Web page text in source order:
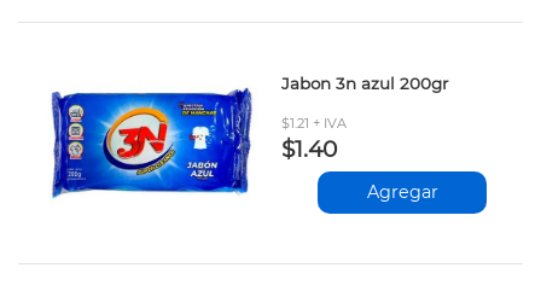
Jabon 3n azul 200gr
$1.21 + IVA
$1.40
Agregar